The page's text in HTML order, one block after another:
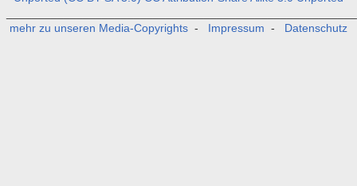
mehr zu unseren Media-Copyrights - Impressum - Datenschutz